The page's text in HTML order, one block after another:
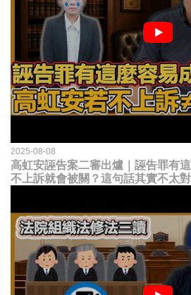
2025-08-08
高虹安誣告案二審出爐｜誣告罪有
不上訴就會被關？這句話其實不太對